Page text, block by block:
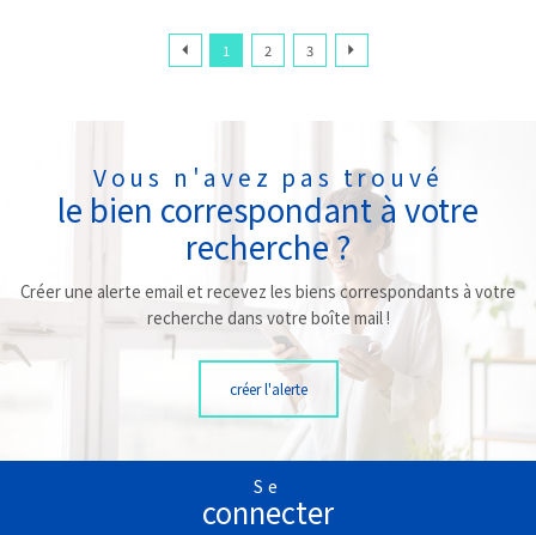
1 2 3
Vous n'avez pas trouvé
le bien correspondant à votre
recherche ?
Créer une alerte email et recevez les biens correspondants à votre
recherche dans votre boîte mail !
créer l'alerte
Se
connecter